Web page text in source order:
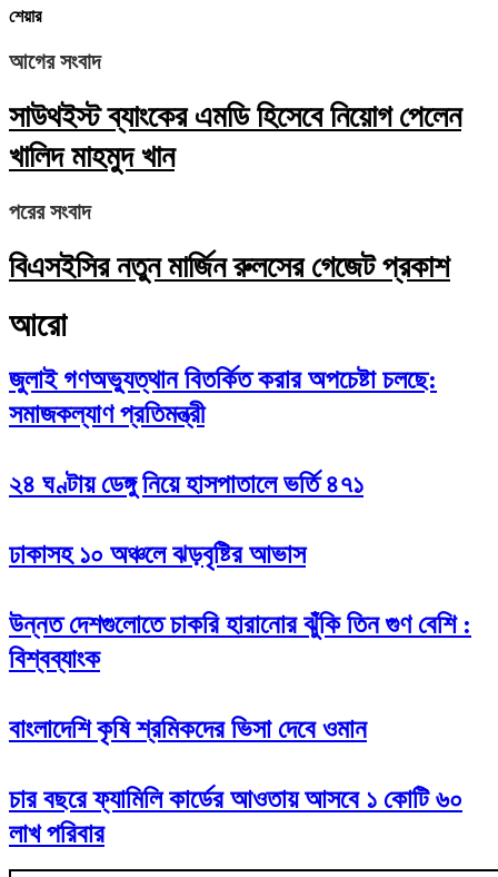
শেয়ার
আগের সংবাদ
সাউথইস্ট ব্যাংকের এমডি হিসেবে নিয়োগ পেলেন
খালিদ মাহমুদ খান
পরের সংবাদ
বিএসইসির নতুন মার্জিন রুলসের গেজেট প্রকাশ
আরো
জুলাই গণঅভ্যুত্থান বিতর্কিত করার অপচেষ্টা চলছে:
সমাজকল্যাণ প্রতিমন্ত্রী
২৪ ঘণ্টায় ডেঙ্গু নিয়ে হাসপাতালে ভর্তি ৪৭১
ঢাকাসহ ১০ অঞ্চলে ঝড়বৃষ্টির আভাস
উন্নত দেশগুলোতে চাকরি হারানোর ঝুঁকি তিন গুণ বেশি :
বিশ্বব্যাংক
বাংলাদেশি কৃষি শ্রমিকদের ভিসা দেবে ওমান
চার বছরে ফ্যামিলি কার্ডের আওতায় আসবে ১ কোটি ৬০
লাখ পরিবার